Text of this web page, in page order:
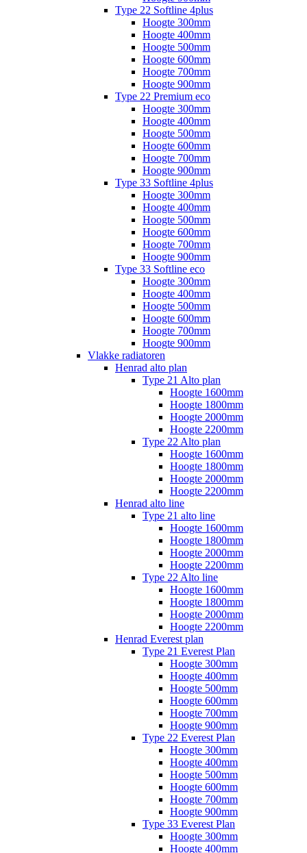
Type 22 Softline 4plus
Hoogte 300mm
Hoogte 400mm
Hoogte 500mm
Hoogte 600mm
Hoogte 700mm
Hoogte 900mm
Type 22 Premium eco
Hoogte 300mm
Hoogte 400mm
Hoogte 500mm
Hoogte 600mm
Hoogte 700mm
Hoogte 900mm
Type 33 Softline 4plus
Hoogte 300mm
Hoogte 400mm
Hoogte 500mm
Hoogte 600mm
Hoogte 700mm
Hoogte 900mm
Type 33 Softline eco
Hoogte 300mm
Hoogte 400mm
Hoogte 500mm
Hoogte 600mm
Hoogte 700mm
Hoogte 900mm
Vlakke radiatoren
Henrad alto plan
Type 21 Alto plan
Hoogte 1600mm
Hoogte 1800mm
Hoogte 2000mm
Hoogte 2200mm
Type 22 Alto plan
Hoogte 1600mm
Hoogte 1800mm
Hoogte 2000mm
Hoogte 2200mm
Henrad alto line
Type 21 alto line
Hoogte 1600mm
Hoogte 1800mm
Hoogte 2000mm
Hoogte 2200mm
Type 22 Alto line
Hoogte 1600mm
Hoogte 1800mm
Hoogte 2000mm
Hoogte 2200mm
Henrad Everest plan
Type 21 Everest Plan
Hoogte 300mm
Hoogte 400mm
Hoogte 500mm
Hoogte 600mm
Hoogte 700mm
Hoogte 900mm
Type 22 Everest Plan
Hoogte 300mm
Hoogte 400mm
Hoogte 500mm
Hoogte 600mm
Hoogte 700mm
Hoogte 900mm
Type 33 Everest Plan
Hoogte 300mm
Hoogte 400mm